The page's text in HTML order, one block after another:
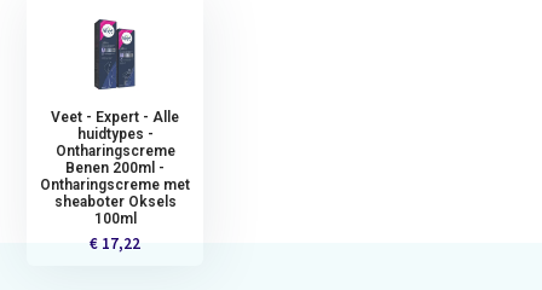
Veet - Expert - Alle
huidtypes -
Ontharingscreme
Benen 200ml -
Ontharingscreme met
sheaboter Oksels
100ml
€ 17,22